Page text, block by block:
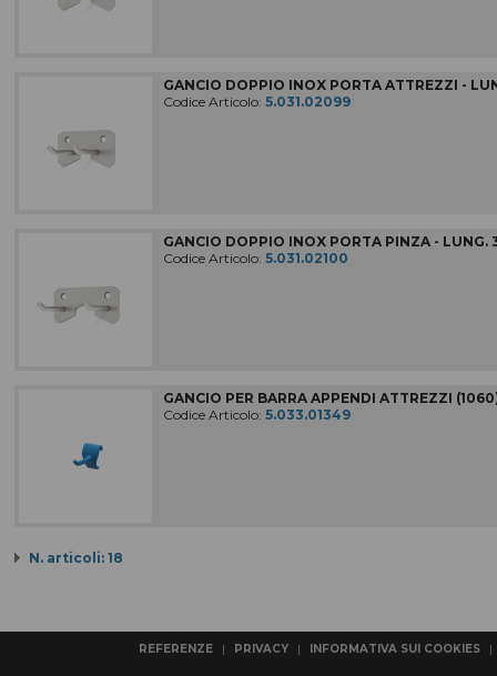
GANCIO DOPPIO INOX PORTA ATTREZZI -
Codice Articolo: 5.031.02099
GANCIO DOPPIO INOX PORTA PINZA - LUNG.
Codice Articolo: 5.031.02100
GANCIO PER BARRA APPENDI ATTREZZI
Codice Articolo: 5.033.01349
N. articoli: 18
REFERENZE | PRIVACY | INFORMATIVA SUI COOKIES |